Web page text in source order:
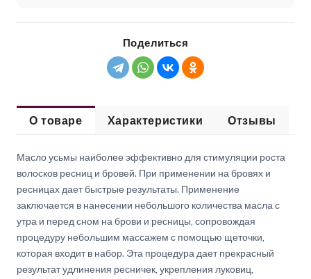
Поделиться
О товаре Характеристики Отзывы
Масло усьмы наиболее эффективно для стимуляции роста
волосков ресниц и бровей. При применении на бровях и
ресницах дает быстрые результаты. Применение
заключается в нанесении небольшого количества масла с
утра и перед сном на брови и ресницы, сопровождая
процедуру небольшим массажем с помощью щеточки,
которая входит в набор. Эта процедура дает прекрасный
результат удлинения ресничек, укрепления луковиц,